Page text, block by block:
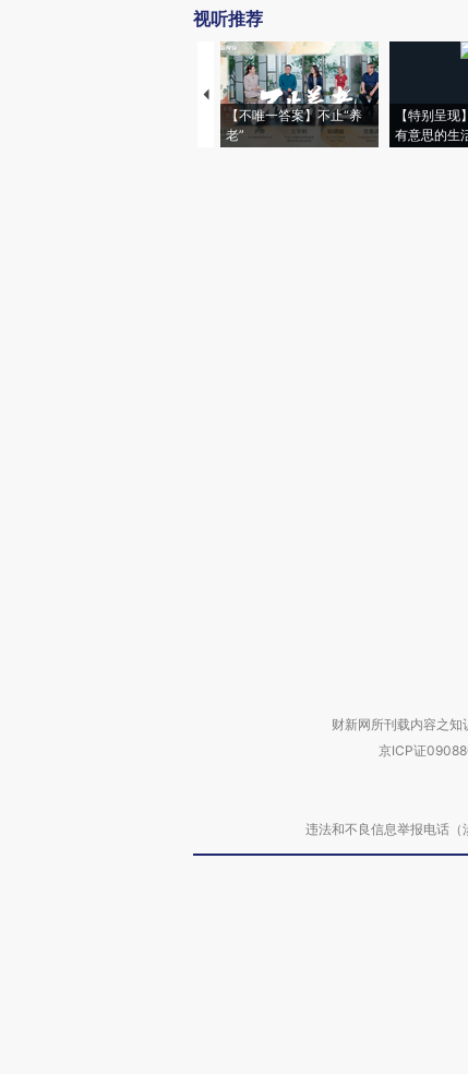
视听推荐
【不唯一答案】不止“养
老”
【特别呈
有意思的生
财新网所刊载内容之知
京ICP证
违法和不良信息举报电话